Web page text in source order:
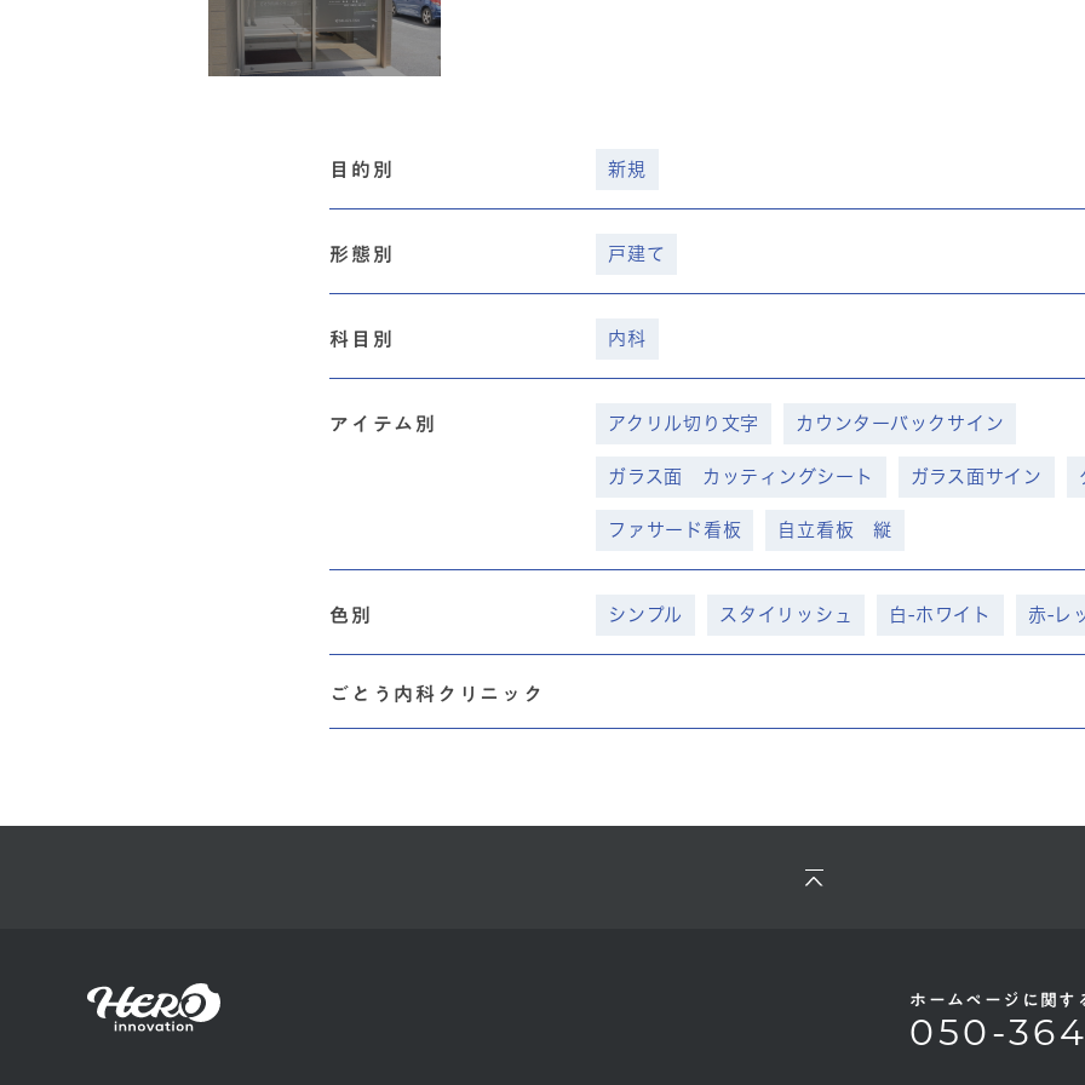
目的別 新規
形態別 戸建て
科目別 内科
アイテム別 アクリル切り文字 カウンターバックサイン
ガラス面 カッティングシート ガラス面サイン
ファサード看板 自立看板 縦
色別 シンプル スタイリッシュ 白-ホワイト 赤-レ
ごとう内科クリニック
ホームページに関す
050-